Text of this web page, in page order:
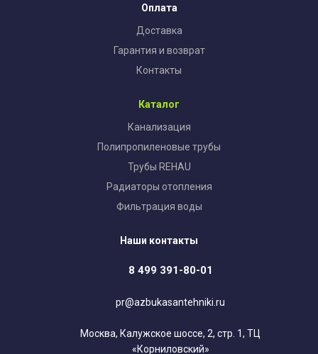
Оплата
Доставка
Гарантия и возврат
Контакты
Каталог
Канализация
Полипропиленовые трубы
Трубы REHAU
Радиаторы отопления
Фильтрация воды
Наши контакты
8 499 391-80-01
pr@azbukasantehniki.ru
Москва, Калужское шоссе, 2, стр. 1, ТЦ
«Корниловский»